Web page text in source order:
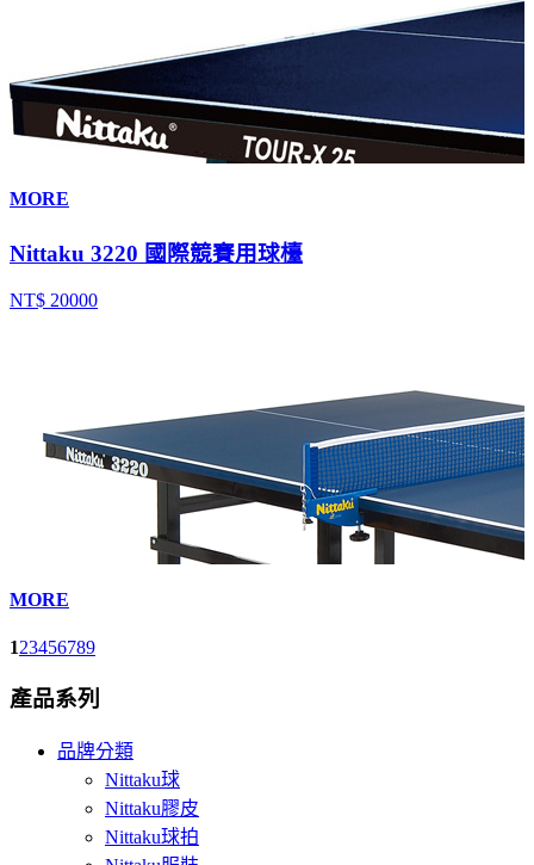
MORE
Nittaku 3220 國際競賽用球檯
NT$ 20000
MORE
123456789
產品系列
品牌分類
Nittaku球
Nittaku膠皮
Nittaku球拍